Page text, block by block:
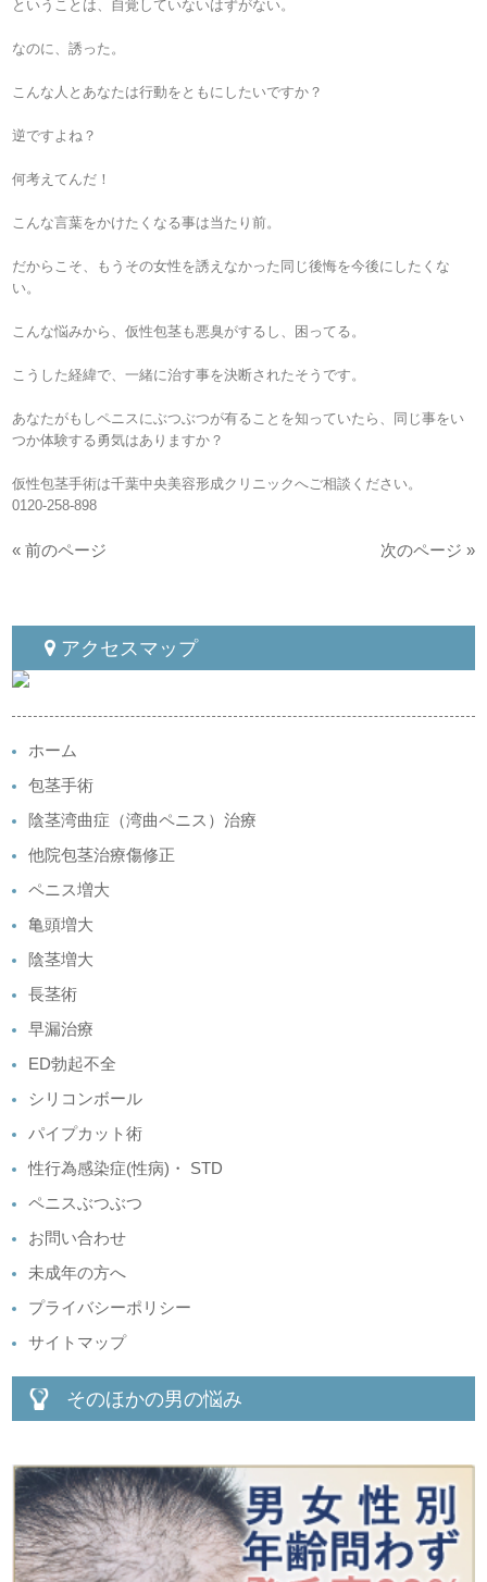
ということは、自覚していないはずがない。
なのに、誘った。
こんな人とあなたは行動をともにしたいですか？
逆ですよね？
何考えてんだ！
こんな言葉をかけたくなる事は当たり前。
だからこそ、もうその女性を誘えなかった同じ後悔を今後にしたくな
い。
こんな悩みから、仮性包茎も悪臭がするし、困ってる。
こうした経緯で、一緒に治す事を決断されたそうです。
あなたがもしペニスにぶつぶつが有ることを知っていたら、同じ事をい
つか体験する勇気はありますか？
仮性包茎手術は千葉中央美容形成クリニックへご相談ください。
0120-258-898
« 前のページ 次のページ »
アクセスマップ
ホーム
包茎手術
陰茎湾曲症（湾曲ペニス）治療
他院包茎治療傷修正
ペニス増大
亀頭増大
陰茎増大
長茎術
早漏治療
ED勃起不全
シリコンボール
パイプカット術
性行為感染症(性病)・ STD
ペニスぶつぶつ
お問い合わせ
未成年の方へ
プライバシーポリシー
サイトマップ
そのほかの男の悩み